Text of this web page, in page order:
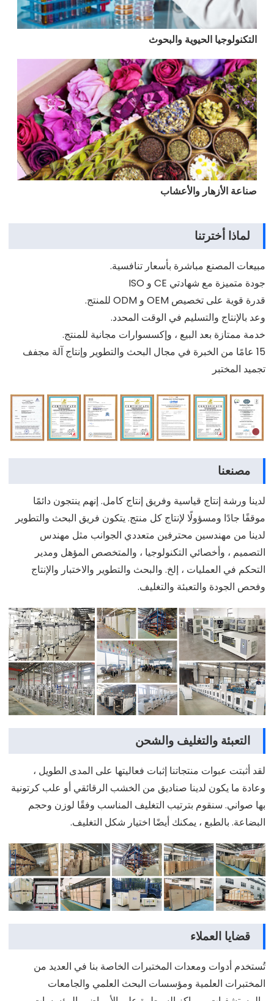
التكنولوجيا الحيوية والبحوث
صناعة الأزهار والأعشاب
لماذا أخترتنا
مبيعات المصنع مباشرة بأسعار تنافسية.
جودة متميزة مع شهادتي CE و ISO
قدرة قوية على تخصيص OEM و ODM للمنتج.
وعد بالإنتاج والتسليم في الوقت المحدد.
خدمة ممتازة بعد البيع ، وإكسسوارات مجانية للمنتج.
15 عامًا من الخبرة في مجال البحث والتطوير وإنتاج آلة مجفف
تجميد المختبر
مصنعنا
لدينا ورشة إنتاج قياسية وفريق إنتاج كامل. إنهم ينتجون دائمًا
موقفًا جادًا ومسؤولًا لإنتاج كل منتج. يتكون فريق البحث والتطوير
لدينا من مهندسين محترفين متعددي الجوانب مثل مهندس
التصميم ، وأخصائي التكنولوجيا ، والمتخصص المؤهل ومدير
التحكم في العمليات ، إلخ. والبحث والتطوير والاختبار والإنتاج
وفحص الجودة والتعبئة والتغليف.
التعبئة والتغليف والشحن
لقد أثبتت عبوات منتجاتنا إثبات فعاليتها على المدى الطويل ،
وعادة ما يكون لدينا صناديق من الخشب الرقائقي أو علب كرتونية
بها صواني. سنقوم بترتيب التغليف المناسب وفقًا لوزن وحجم
البضاعة. بالطبع ، يمكنك أيضًا اختيار شكل التغليف.
قضايا العملاء
تُستخدم أدوات ومعدات المختبرات الخاصة بنا في العديد من
المختبرات العلمية ومؤسسات البحث العلمي والجامعات